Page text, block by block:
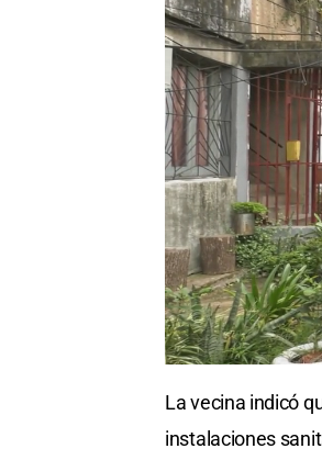
La vecina indicó
instalaciones